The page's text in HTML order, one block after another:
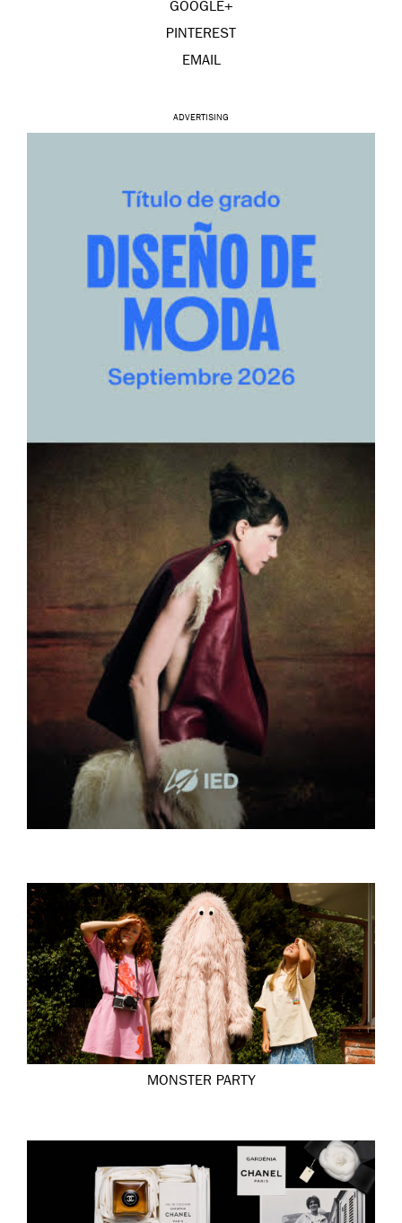
GOOGLE+
PINTEREST
EMAIL
ADVERTISING
MONSTER PARTY